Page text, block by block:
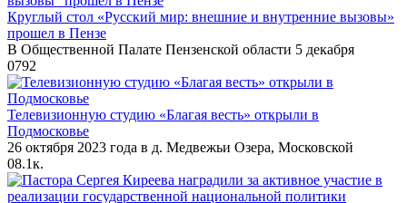
Круглый стол «Русский мир: внешние и внутренние вызовы»
прошел в Пензе
В Общественной Палате Пензенской области 5 декабря
0792
Телевизионную студию «Благая весть» открыли в
Подмосковье
26 октября 2023 года в д. Медвежьи Озера, Московской
08.1к.